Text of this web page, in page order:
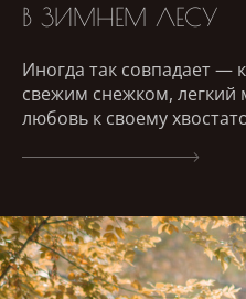
В ЗИМНЕМ ЛЕСУ
Иногда так совпадает —
свежим снежком, легкий
любовь к своему